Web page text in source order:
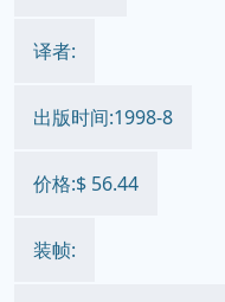
译者:
出版时间:1998-8
价格:$ 56.44
装帧: